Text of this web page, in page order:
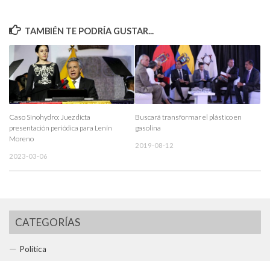
TAMBIÉN TE PODRÍA GUSTAR...
Caso Sinohydro: Juez dicta
presentación periódica para Lenín
Moreno
2023-03-06
Buscará transformar el plástico en
gasolina
2019-08-12
CATEGORÍAS
Política